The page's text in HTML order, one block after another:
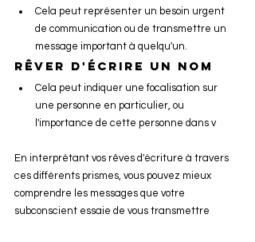
Cela peut représenter un besoin urgent
de communication ou de transmettre un
message important à quelqu'un.
Rêver d'écrire un nom
Cela peut indiquer une focalisation sur
une personne en particulier, ou
l'importance de cette personne dans v
En interprétant vos rêves d'écriture à travers
ces différents prismes, vous pouvez mieux
comprendre les messages que votre
subconscient essaie de vous transmettre